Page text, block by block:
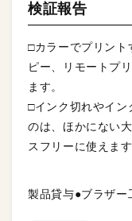
検証報告
□カラーでプリント
ピー、リモートプ
ます。
□インク切れやイン
のは、ほかにない
スフリーに使えます
製品貸与●ブラザー